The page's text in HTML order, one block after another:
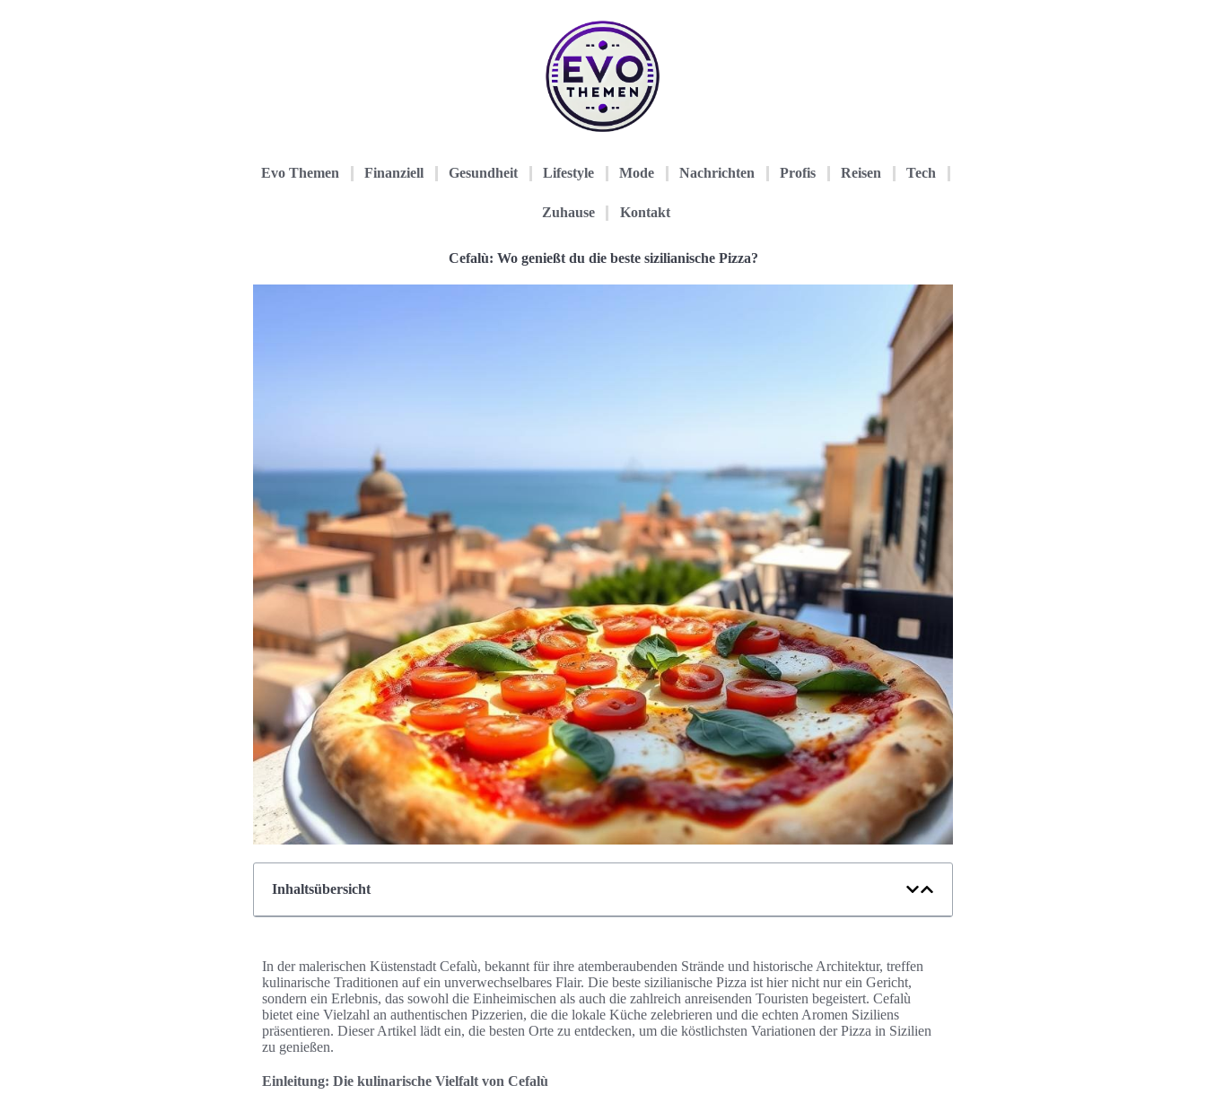
Evo Themen Finanziell Gesundheit Lifestyle Mode Nachrichten Profis Reisen Tech
Zuhause Kontakt
Cefalù: Wo genießt du die beste sizilianische Pizza?
Inhaltsübersicht
In der malerischen Küstenstadt Cefalù, bekannt für ihre atemberaubenden Strände und historische Architektur, treffen
kulinarische Traditionen auf ein unverwechselbares Flair. Die beste sizilianische Pizza ist hier nicht nur ein Gericht,
sondern ein Erlebnis, das sowohl die Einheimischen als auch die zahlreich anreisenden Touristen begeistert. Cefalù
bietet eine Vielzahl an authentischen Pizzerien, die die lokale Küche zelebrieren und die echten Aromen Siziliens
präsentieren. Dieser Artikel lädt ein, die besten Orte zu entdecken, um die köstlichsten Variationen der Pizza in Sizilien
zu genießen.
Einleitung: Die kulinarische Vielfalt von Cefalù